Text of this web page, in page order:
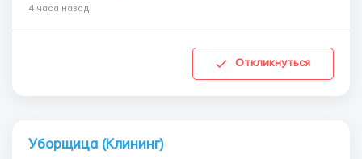
4 часа назад
Откликнуться
Уборщица (Клининг)